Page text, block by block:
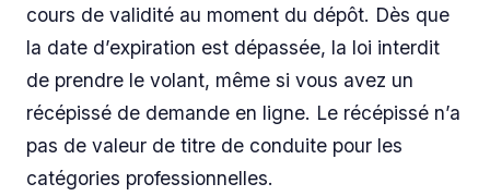
cours de validité au moment du dépôt. Dès que
la date d’expiration est dépassée, la loi interdit
de prendre le volant, même si vous avez un
récépissé de demande en ligne. Le récépissé n’a
pas de valeur de titre de conduite pour les
catégories professionnelles.